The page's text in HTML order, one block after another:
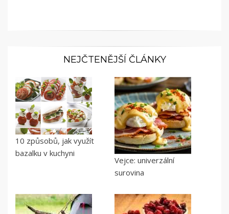
NEJČTENĚJŠÍ ČLÁNKY
10 způsobů, jak využít
bazalku v kuchyni
Vejce: univerzální
surovina